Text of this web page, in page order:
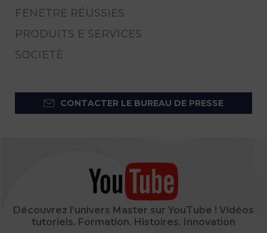
FENETRE RÉUSSIES
PRODUITS E SERVICES
SOCIETÈ
CONTACTER LE BUREAU DE PRESSE
Découvrez l’univers Master sur YouTube ! Vidéos
tutoriels. Formation. Histoires. Innovation